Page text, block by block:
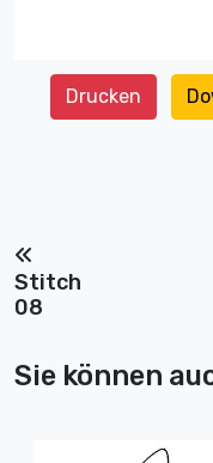
Drucken
Stitch
08
Sie können